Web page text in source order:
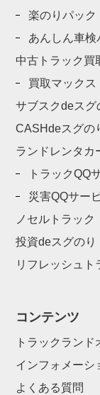
楽のりパック
あんしん車検
中古トラック買
買取マックス
サブスクdeスグ
CASHdeスグの
ランドレンタカ
トラックQQ
災害QQサー
ノセルトラック
投資deスグのり
リフレッシュト
コンテンツ
トラックランド
インフォメーシ
よくある質問